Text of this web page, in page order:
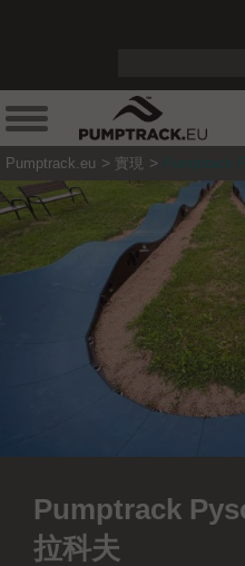
Pumptrack.eu 實現 Pumptrack
Pumptrack
拉科夫